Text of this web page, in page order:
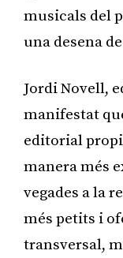
musicals del
una desena
Jordi Novell,
manifestat
editorial propi
manera més
vegades a la
més petits i
transversal,